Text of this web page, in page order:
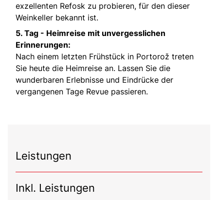
exzellenten Refosk zu probieren, für den dieser
Weinkeller bekannt ist.
5. Tag - Heimreise mit unvergesslichen
Erinnerungen:
Nach einem letzten Frühstück in Portorož treten
Sie heute die Heimreise an. Lassen Sie die
wunderbaren Erlebnisse und Eindrücke der
vergangenen Tage Revue passieren.
Leistungen
Inkl. Leistungen